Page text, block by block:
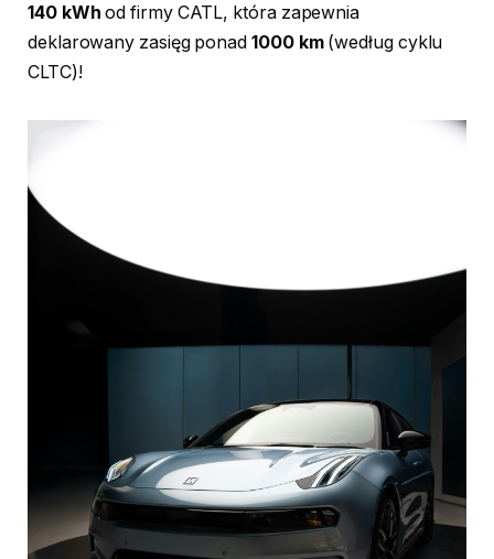
140 kWh od firmy CATL, która zapewnia
deklarowany zasięg ponad1000 km(według cyklu
CLTC)!